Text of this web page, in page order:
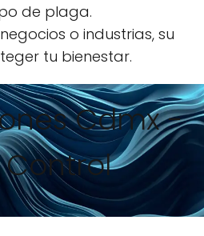
de plaga.
o industrias, su
tu bienestar.
Cdmx -
Control